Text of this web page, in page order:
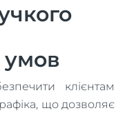
умов
клієнтам
що дозволяє